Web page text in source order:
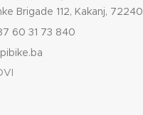
Brigade 112, Kakanj, 72240
60 31 73 840